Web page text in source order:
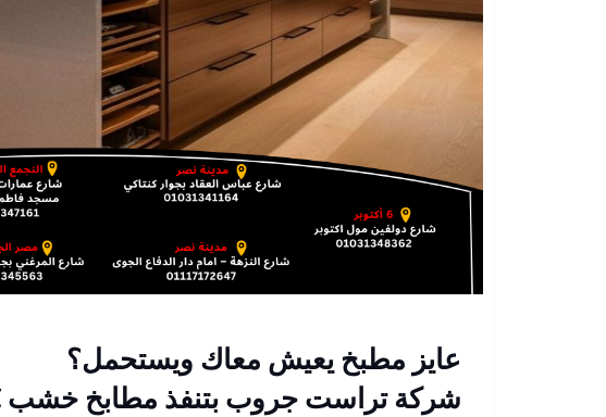
عايز مطبخ يعيش معاك ويستحمل؟
شركة تراست جروب بتنفذ مطابخ خشب PVC بمتانة وتقفيل ممتاز